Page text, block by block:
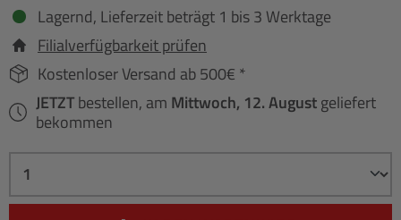
Lagernd, Lieferzeit beträgt 1 bis 3 Werktage
Filialverfügbarkeit prüfen
Kostenloser Versand ab 500€ *
JETZTbestellen, am Mittwoch, 12. Augustgeliefert
bekommen